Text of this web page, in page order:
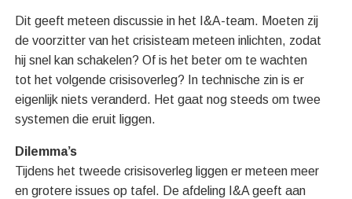
Dit geeft meteen discussie in het I&A-team. Moeten zij
de voorzitter van het crisisteam meteen inlichten, zodat
hij snel kan schakelen? Of is het beter om te wachten
tot het volgende crisisoverleg? In technische zin is er
eigenlijk niets veranderd. Het gaat nog steeds om twee
systemen die eruit liggen.
Dilemma’s
Tijdens het tweede crisisoverleg liggen er meteen meer
en grotere issues op tafel. De afdeling I&A geeft aan